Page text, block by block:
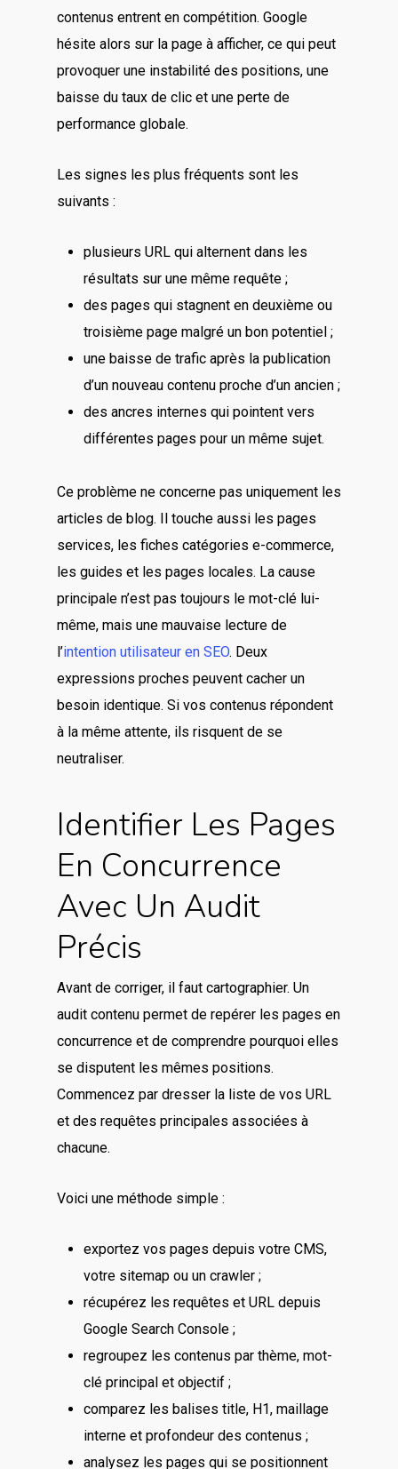
contenus entrent en compétition. Google
hésite alors sur la page à afficher, ce qui peut
provoquer une instabilité des positions, une
baisse du taux de clic et une perte de
performance globale.
Les signes les plus fréquents sont les
suivants :
plusieurs URL qui alternent dans les
résultats sur une même requête ;
des pages qui stagnent en deuxième ou
troisième page malgré un bon potentiel ;
une baisse de trafic après la publication
d’un nouveau contenu proche d’un ancien ;
des ancres internes qui pointent vers
différentes pages pour un même sujet.
Ce problème ne concerne pas uniquement les
articles de blog. Il touche aussi les pages
services, les fiches catégories e-commerce,
les guides et les pages locales. La cause
principale n’est pas toujours le mot-clé lui-
même, mais une mauvaise lecture de
l’intention utilisateur en SEO. Deux
expressions proches peuvent cacher un
besoin identique. Si vos contenus répondent
à la même attente, ils risquent de se
neutraliser.
Identifier Les Pages
En Concurrence
Avec Un Audit
Précis
Avant de corriger, il faut cartographier. Un
audit contenu permet de repérer les pages en
concurrence et de comprendre pourquoi elles
se disputent les mêmes positions.
Commencez par dresser la liste de vos URL
et des requêtes principales associées à
chacune.
Voici une méthode simple :
exportez vos pages depuis votre CMS,
votre sitemap ou un crawler ;
récupérez les requêtes et URL depuis
Google Search Console ;
regroupez les contenus par thème, mot-
clé principal et objectif ;
comparez les balises title, H1, maillage
interne et profondeur des contenus ;
analysez les pages qui se positionnent